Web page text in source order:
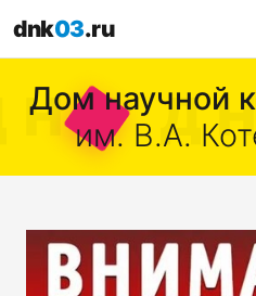
dnk03.ru
Дом научной
им. В.А.